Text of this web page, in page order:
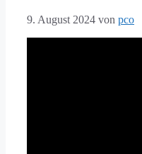
9. August 2024 von pco